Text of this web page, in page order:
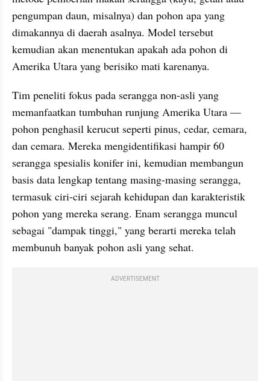
pengumpan daun, misalnya) dan pohon apa yang
dimakannya di daerah asalnya. Model tersebut
kemudian akan menentukan apakah ada pohon di
Amerika Utara yang berisiko mati karenanya.
Tim peneliti fokus pada serangga non-asli yang
memanfaatkan tumbuhan runjung Amerika Utara —
pohon penghasil kerucut seperti pinus, cedar, cemara,
dan cemara. Mereka mengidentifikasi hampir 60
serangga spesialis konifer ini, kemudian membangun
basis data lengkap tentang masing-masing serangga,
termasuk ciri-ciri sejarah kehidupan dan karakteristik
pohon yang mereka serang. Enam serangga muncul
sebagai "dampak tinggi," yang berarti mereka telah
membunuh banyak pohon asli yang sehat.
ADVERTISEMENT